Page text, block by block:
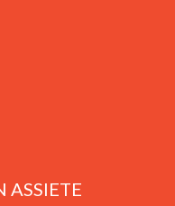
ASSIETE